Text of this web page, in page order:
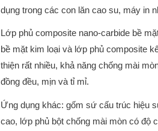
dụng trong các con lăn cao su, máy in
Lớp phủ composite nano-carbide bề
bề mặt kim loại và lớp phủ composite
thiện rất nhiều, khả năng chống mài
đồng đều, mịn và tỉ mỉ.
Ứng dụng khác: gốm sứ cấu trúc hiệu
cao, lớp phủ bột chống mài mòn có độ